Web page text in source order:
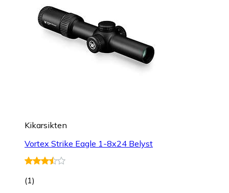
Kikarsikten
Vortex Strike Eagle 1-8x24 Belyst
(1)